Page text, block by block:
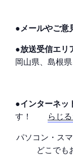
●メールやご意
●放送受信エリ
岡山県、島根県
●インターネ
す！
らじ
パソコン・ス
どこでも